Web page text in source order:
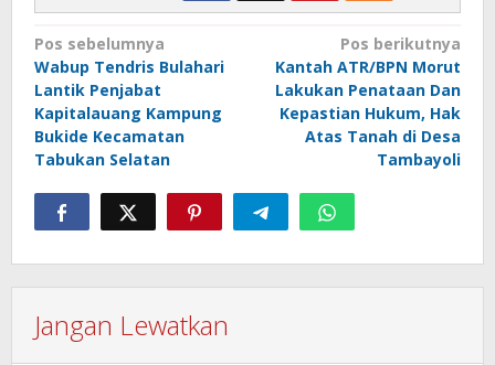
Navigasi
pos
Pos sebelumnya
Wabup Tendris Bulahari
Lantik Penjabat
Kapitalauang Kampung
Bukide Kecamatan
Tabukan Selatan
Pos berikutnya
Kantah ATR/BPN Morut
Lakukan Penataan Dan
Kepastian Hukum, Hak
Atas Tanah di Desa
Tambayoli
Jangan Lewatkan